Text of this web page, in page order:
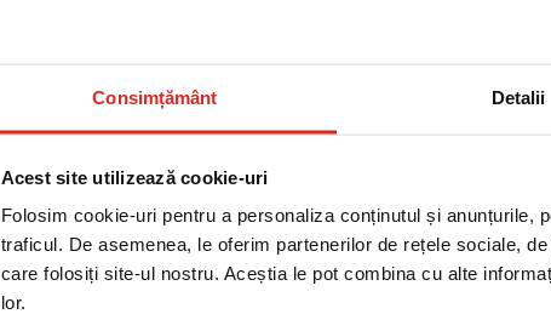
Consimțământ Detalii
Acest site utilizează cookie-uri
Folosim cookie-uri pentru a personaliza conținutul și anunțurile,
traficul. De asemenea, le oferim partenerilor de rețele sociale,
care folosiți site-ul nostru. Aceștia le pot combina cu alte
lor.